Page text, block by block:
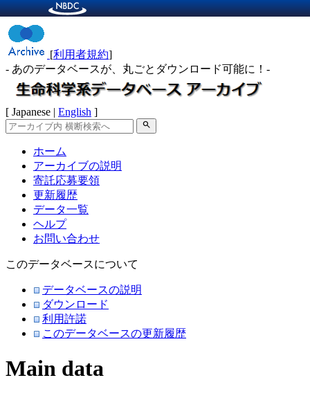
[利用者規約]
- あのデータベースが、丸ごとダウンロード可能に！-
[ Japanese | English ]
search
ホーム
アーカイブの説明
寄託応募要領
更新履歴
データ一覧
ヘルプ
お問い合わせ
このデータベースについて
データベースの説明
ダウンロード
利用許諾
このデータベースの更新履歴
Main data